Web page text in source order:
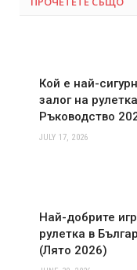
Кой е най-
залог на
Ръководство
JULY 17, 2026
Най-добрите
рулетка в
(Лято 2026)